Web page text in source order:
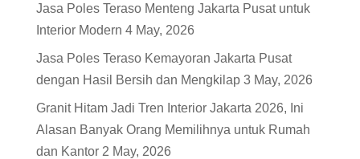
Jasa Poles Teraso Menteng Jakarta Pusat untuk
Interior Modern 4 May, 2026
Jasa Poles Teraso Kemayoran Jakarta Pusat
dengan Hasil Bersih dan Mengkilap 3 May, 2026
Granit Hitam Jadi Tren Interior Jakarta 2026, Ini
Alasan Banyak Orang Memilihnya untuk Rumah
dan Kantor 2 May, 2026